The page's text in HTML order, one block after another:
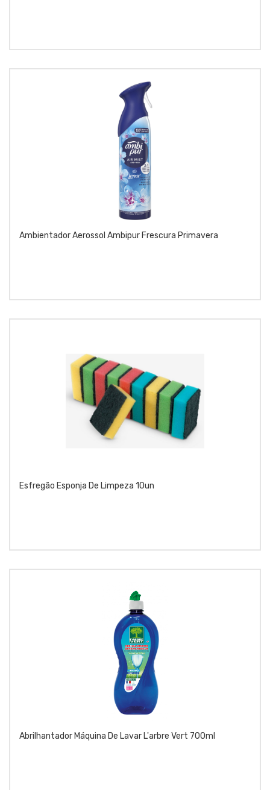
Ambientador Aerossol Ambipur Frescura Primavera
Esfregão Esponja De Limpeza 10un
Abrilhantador Máquina De Lavar L'arbre Vert 700ml